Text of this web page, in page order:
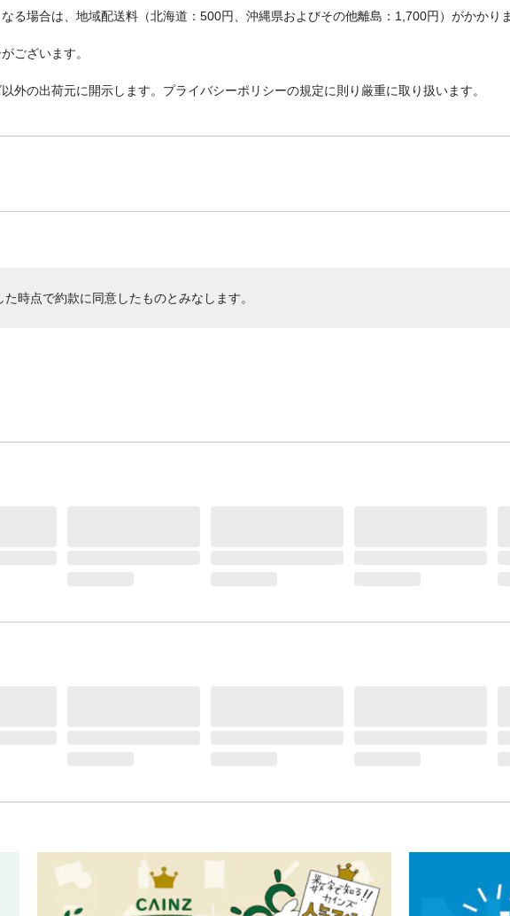
る場合は、地域配送料（北海道：500円、沖縄県およびその他離島：1,700円）がかかり
ございます。
外の出荷元に開示します。プライバシーポリシーの規定に則り厳重に取り扱います。
時点で約款に同意したものとみなします。